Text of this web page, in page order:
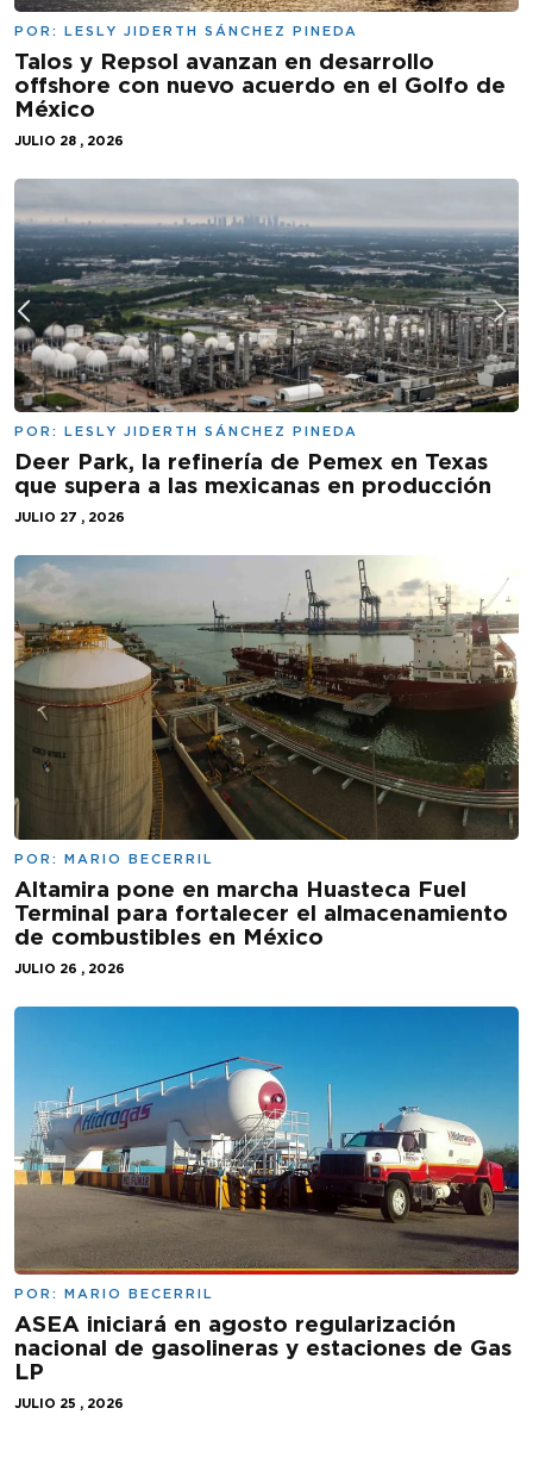
POR: LESLY JIDERTH SÁNCHEZ PINEDA
Talos y Repsol avanzan en desarrollo
offshore con nuevo acuerdo en el Golfo de
México
JULIO 28 , 2026
POR: LESLY JIDERTH SÁNCHEZ PINEDA
Deer Park, la refinería de Pemex en Texas
que supera a las mexicanas en producción
JULIO 27 , 2026
POR: MARIO BECERRIL
Altamira pone en marcha Huasteca Fuel
Terminal para fortalecer el almacenamiento
de combustibles en México
JULIO 26 , 2026
POR: MARIO BECERRIL
ASEA iniciará en agosto regularización
nacional de gasolineras y estaciones de Gas
LP
JULIO 25 , 2026